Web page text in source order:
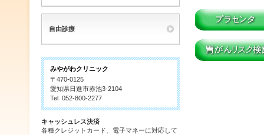
自由診療
みやがわクリニック
〒470-0125
愛知県日進市赤池3-2104
Tel 052-800-2277
キャッシュレス決済
各種クレジットカード、電子マネーに対応して